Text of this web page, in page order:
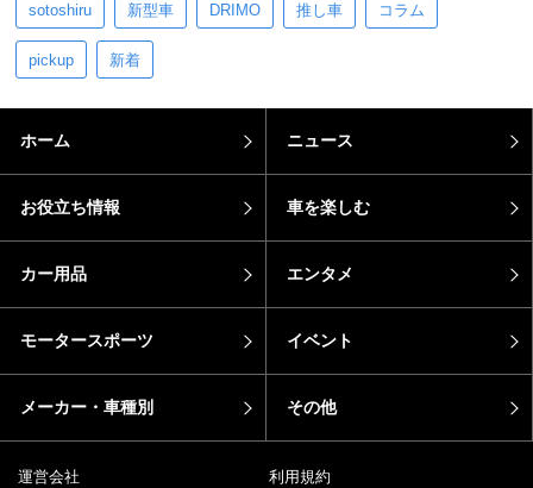
sotoshiru 新型車 DRIMO 推し車 コラム
pickup 新着
ホーム ニュース
お役立ち情報 車を楽しむ
カー用品 エンタメ
モータースポーツ イベント
メーカー・車種別 その他
運営会社 利用規約